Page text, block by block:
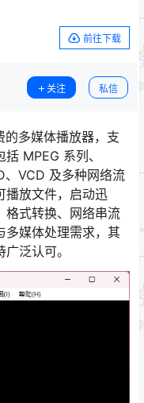
前往下载
关注 私信
的多媒体播放器，支
MPEG 系列、
VCD 及多种网络流
播放文件，启动迅
格式转换、网络串流
多媒体处理需求，其
泛认可。